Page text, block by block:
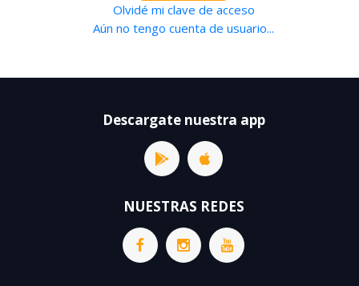
Olvidé mi clave de acceso
Aún no tengo cuenta de usuario...
Descargate nuestra app
NUESTRAS REDES